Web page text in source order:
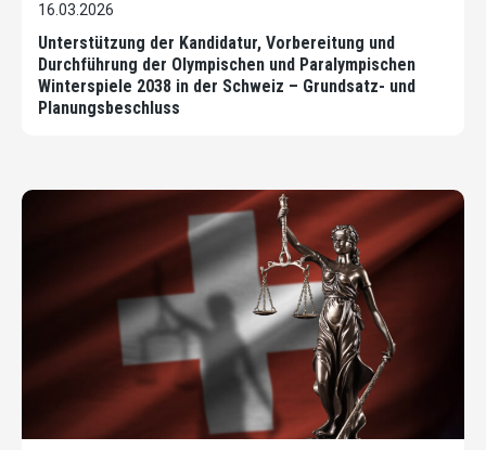
16.03.2026
Unterstützung der Kandidatur, Vorbereitung und
Durchführung der Olympischen und Paralympischen
Winterspiele 2038 in der Schweiz – Grundsatz- und
Planungsbeschluss